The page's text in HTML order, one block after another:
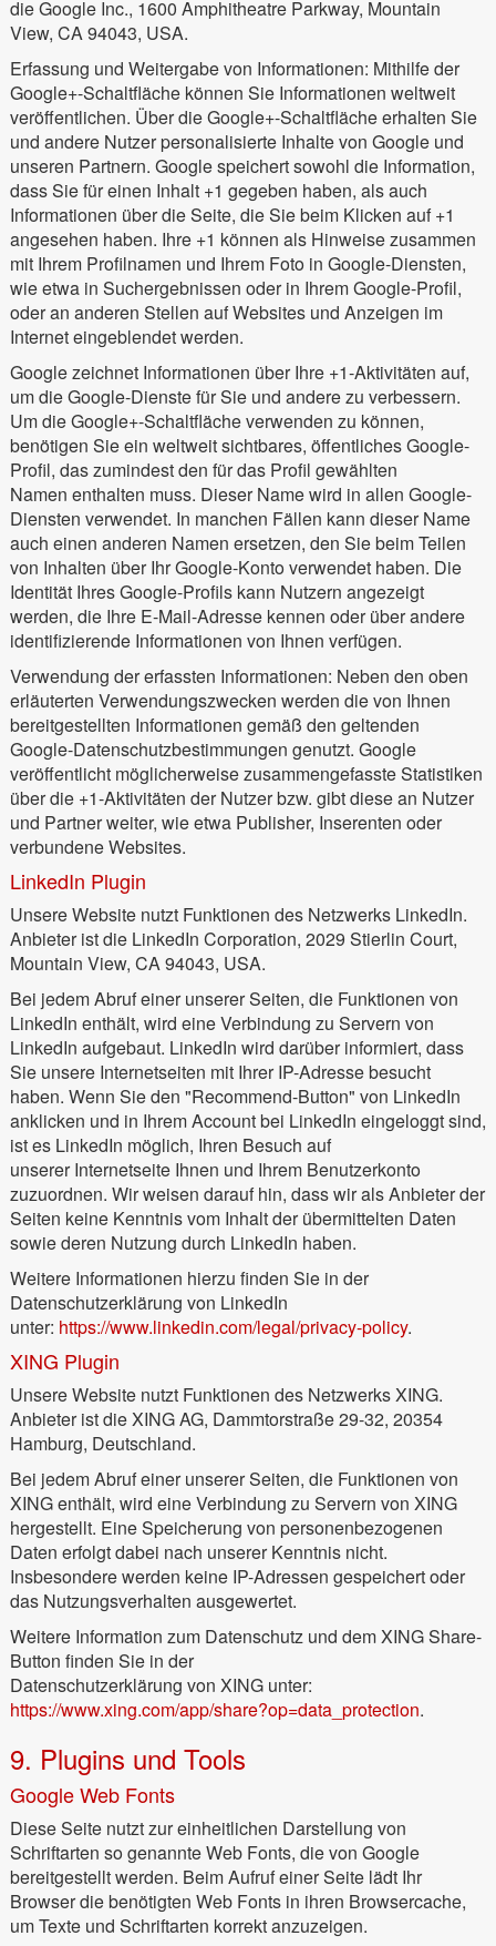
die Google Inc., 1600 Amphitheatre Parkway, Mountain
View, CA 94043, USA.
Erfassung und Weitergabe von Informationen: Mithilfe der
Google+-Schaltfläche können Sie Informationen weltweit
veröffentlichen. Über die Google+-Schaltfläche erhalten Sie
und andere Nutzer personalisierte Inhalte von Google und
unseren Partnern. Google speichert sowohl die Information,
dass Sie für einen Inhalt +1 gegeben haben, als auch
Informationen über die Seite, die Sie beim Klicken auf +1
angesehen haben. Ihre +1 können als Hinweise zusammen
mit Ihrem Profilnamen und Ihrem Foto in Google-Diensten,
wie etwa in Suchergebnissen oder in Ihrem Google-Profil,
oder an anderen Stellen auf Websites und Anzeigen im
Internet eingeblendet werden.
Google zeichnet Informationen über Ihre +1-Aktivitäten auf,
um die Google-Dienste für Sie und andere zu verbessern.
Um die Google+-Schaltfläche verwenden zu können,
benötigen Sie ein weltweit sichtbares, öffentliches Google-
Profil, das zumindest den für das Profil gewählten
Namen enthalten muss. Dieser Name wird in allen Google-
Diensten verwendet. In manchen Fällen kann dieser Name
auch einen anderen Namen ersetzen, den Sie beim Teilen
von Inhalten über Ihr Google-Konto verwendet haben. Die
Identität Ihres Google-Profils kann Nutzern angezeigt
werden, die Ihre E-Mail-Adresse kennen oder über andere
identifizierende Informationen von Ihnen verfügen.
Verwendung der erfassten Informationen: Neben den oben
erläuterten Verwendungszwecken werden die von Ihnen
bereitgestellten Informationen gemäß den geltenden
Google-Datenschutzbestimmungen genutzt. Google
veröffentlicht möglicherweise zusammengefasste Statistiken
über die +1-Aktivitäten der Nutzer bzw. gibt diese an Nutzer
und Partner weiter, wie etwa Publisher, Inserenten oder
verbundene Websites.
LinkedIn Plugin
Unsere Website nutzt Funktionen des Netzwerks LinkedIn.
Anbieter ist die LinkedIn Corporation, 2029 Stierlin Court,
Mountain View, CA 94043, USA.
Bei jedem Abruf einer unserer Seiten, die Funktionen von
LinkedIn enthält, wird eine Verbindung zu Servern von
LinkedIn aufgebaut. LinkedIn wird darüber informiert, dass
Sie unsere Internetseiten mit Ihrer IP-Adresse besucht
haben. Wenn Sie den "Recommend-Button" von LinkedIn
anklicken und in Ihrem Account bei LinkedIn eingeloggt sind,
ist es LinkedIn möglich, Ihren Besuch auf
unserer Internetseite Ihnen und Ihrem Benutzerkonto
zuzuordnen. Wir weisen darauf hin, dass wir als Anbieter der
Seiten keine Kenntnis vom Inhalt der übermittelten Daten
sowie deren Nutzung durch LinkedIn haben.
Weitere Informationen hierzu finden Sie in der
Datenschutzerklärung von LinkedIn
unter: https://www.linkedin.com/legal/privacy-policy.
XING Plugin
Unsere Website nutzt Funktionen des Netzwerks XING.
Anbieter ist die XING AG, Dammtorstraße 29-32, 20354
Hamburg, Deutschland.
Bei jedem Abruf einer unserer Seiten, die Funktionen von
XING enthält, wird eine Verbindung zu Servern von XING
hergestellt. Eine Speicherung von personenbezogenen
Daten erfolgt dabei nach unserer Kenntnis nicht.
Insbesondere werden keine IP-Adressen gespeichert oder
das Nutzungsverhalten ausgewertet.
Weitere Information zum Datenschutz und dem XING Share-
Button finden Sie in der
Datenschutzerklärung von XING unter:
https://www.xing.com/app/share?op=data_protection.
9. Plugins und Tools
Google Web Fonts
Diese Seite nutzt zur einheitlichen Darstellung von
Schriftarten so genannte Web Fonts, die von Google
bereitgestellt werden. Beim Aufruf einer Seite lädt Ihr
Browser die benötigten Web Fonts in ihren Browsercache,
um Texte und Schriftarten korrekt anzuzeigen.